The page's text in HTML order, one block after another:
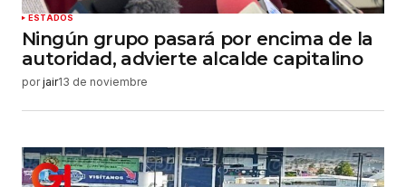
ESTADOS
Ningún grupo pasará por encima de la
autoridad, advierte alcalde capitalino
por jair13 de noviembre